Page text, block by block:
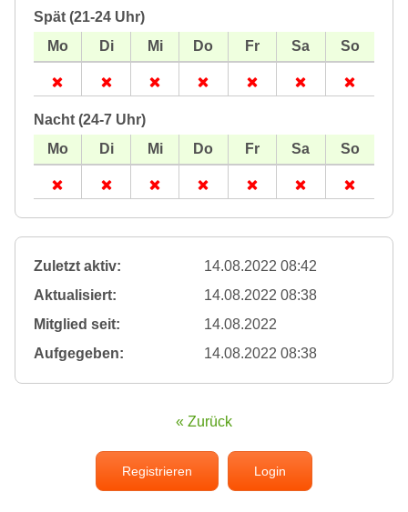
Spät (21-24 Uhr)
Nacht (24-7 Uhr)
Zuletzt aktiv:
14.08.2022 08:42
Aktualisiert:
14.08.2022 08:38
Mitglied seit:
14.08.2022
Aufgegeben:
14.08.2022 08:38
« Zurück
Registrieren Login